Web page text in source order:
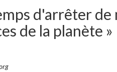
d'arrêter
de la planète »